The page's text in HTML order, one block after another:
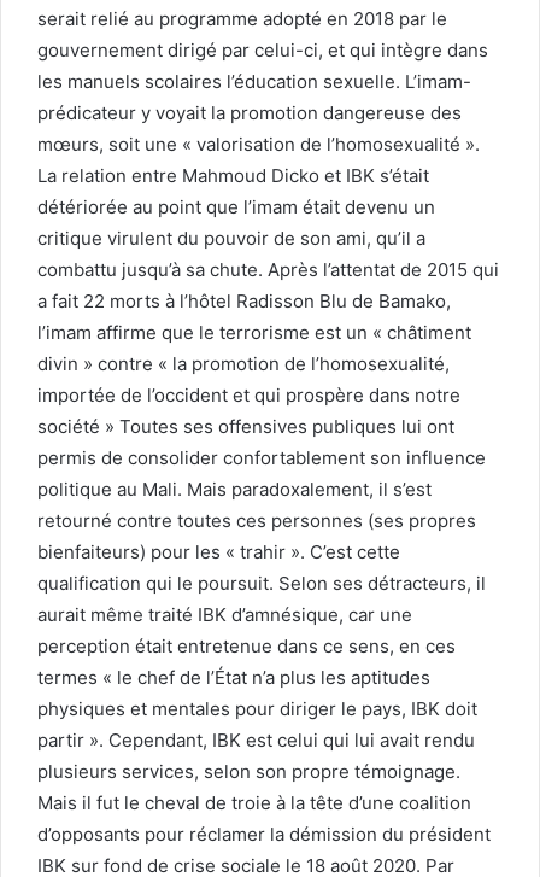
serait relié au programme adopté en 2018 par le
gouvernement dirigé par celui-ci, et qui intègre dans
les manuels scolaires l’éducation sexuelle. L’imam-
prédicateur y voyait la promotion dangereuse des
mœurs, soit une « valorisation de l’homosexualité ».
La relation entre Mahmoud Dicko et IBK s’était
détériorée au point que l’imam était devenu un
critique virulent du pouvoir de son ami, qu’il a
combattu jusqu’à sa chute. Après l’attentat de 2015 qui
a fait 22 morts à l’hôtel Radisson Blu de Bamako,
l’imam affirme que le terrorisme est un « châtiment
divin » contre « la promotion de l’homosexualité,
importée de l’occident et qui prospère dans notre
société » Toutes ses offensives publiques lui ont
permis de consolider confortablement son influence
politique au Mali. Mais paradoxalement, il s’est
retourné contre toutes ces personnes (ses propres
bienfaiteurs) pour les « trahir ». C’est cette
qualification qui le poursuit. Selon ses détracteurs, il
aurait même traité IBK d’amnésique, car une
perception était entretenue dans ce sens, en ces
termes « le chef de l’État n’a plus les aptitudes
physiques et mentales pour diriger le pays, IBK doit
partir ». Cependant, IBK est celui qui lui avait rendu
plusieurs services, selon son propre témoignage.
Mais il fut le cheval de troie à la tête d’une coalition
d’opposants pour réclamer la démission du président
IBK sur fond de crise sociale le 18 août 2020. Par